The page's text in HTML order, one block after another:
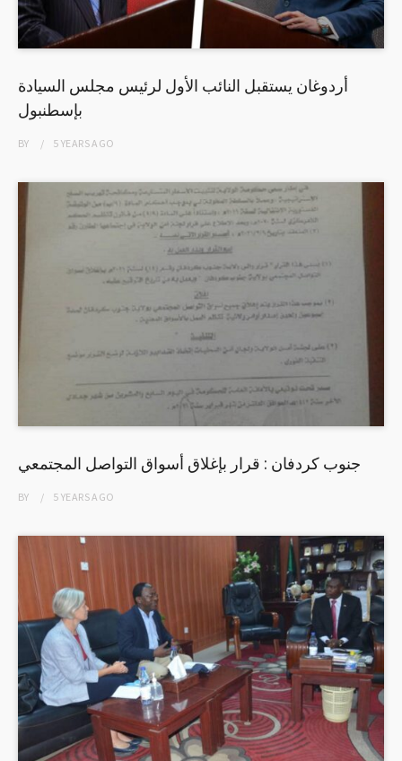
أردوغان يستقبل النائب الأول لرئيس مجلس السيادة
بإسطنبول
BY 5 YEARSAGO
جنوب كردفان : قرار بإغلاق أسواق التواصل المجتمعي
BY 5 YEARSAGO